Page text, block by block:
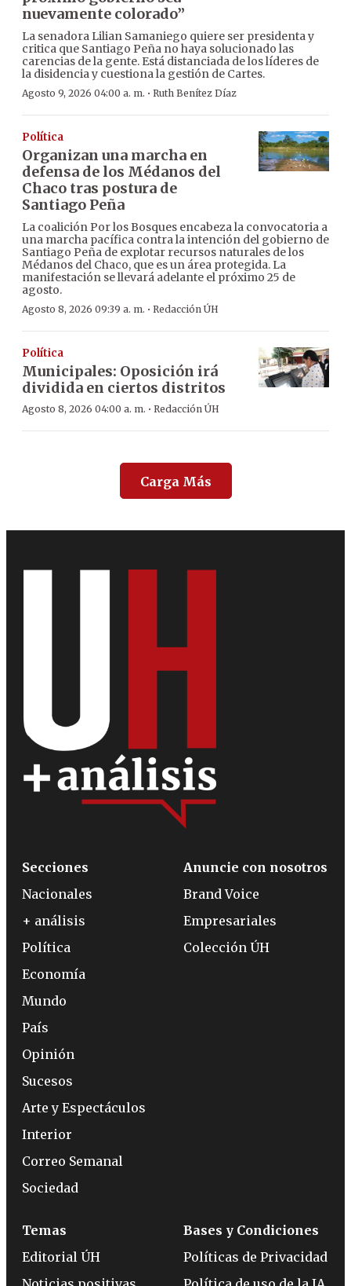
nuevamente colorado”
La senadora Lilian Samaniego quiere ser presidenta y
critica que Santiago Peña no haya solucionado las
carencias de la gente. Está distanciada de los líderes de
la disidencia y cuestiona la gestión de Cartes.
Agosto 9, 2026 04:00 a. m. · Ruth Benítez Díaz
Política
Organizan una marcha en
defensa de los Médanos del
Chaco tras postura de
Santiago Peña
La coalición Por los Bosques encabeza la convocatoria a
una marcha pacífica contra la intención del gobierno de
Santiago Peña de explotar recursos naturales de los
Médanos del Chaco, que es un área protegida. La
manifestación se llevará adelante el próximo 25 de
agosto.
Agosto 8, 2026 09:39 a. m. · Redacción ÚH
Política
Municipales: Oposición irá
dividida en ciertos distritos
Agosto 8, 2026 04:00 a. m. · Redacción ÚH
Carga Más
Secciones
Nacionales
+ análisis
Política
Economía
Mundo
País
Opinión
Sucesos
Arte y Espectáculos
Interior
Correo Semanal
Sociedad
Anuncie con nosotros
Brand Voice
Empresariales
Colección ÚH
Temas
Editorial ÚH
Bases y Condiciones
Políticas de Privacidad